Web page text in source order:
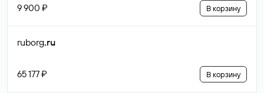
9 900 ₽ В корзину
ruborg.ru
65 177 ₽ В корзину